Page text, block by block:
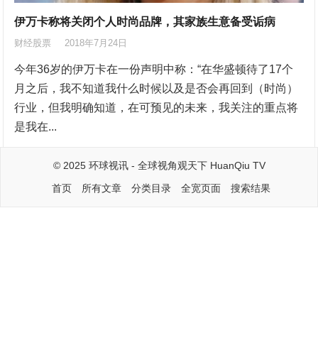
伊万卡称将关闭个人时尚品牌，其家族生意备受诟病
财经股票 2018年7月24日
今年36岁的伊万卡在一份声明中称：“在华盛顿待了17个
月之后，我不知道我什么时候以及是否会再回到（时尚）
行业，但我明确知道，在可预见的未来，我关注的重点将
是我在...
© 2025 环球视讯- 全球视角观天下HuanQiu TV
首页
所有文章 分类目录 全宽页面 搜索结果